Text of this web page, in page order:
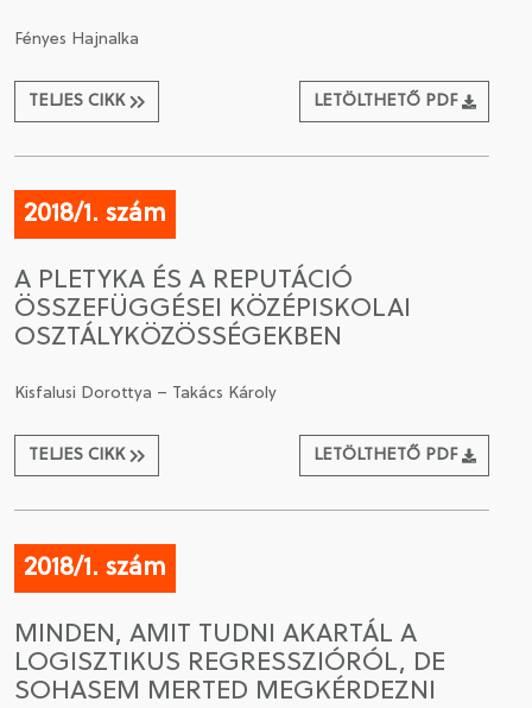
Fényes Hajnalka
TELJES CIKK LETÖLTHETŐ PDF
2018/1. szám
A PLETYKA ÉS A REPUTÁCIÓ
ÖSSZEFÜGGÉSEI KÖZÉPISKOLAI
OSZTÁLYKÖZÖSSÉGEKBEN
Kisfalusi Dorottya – Takács Károly
TELJES CIKK LETÖLTHETŐ PDF
2018/1. szám
MINDEN, AMIT TUDNI AKARTÁL A
LOGISZTIKUS REGRESSZIÓRÓL, DE
SOHASEM MERTED MEGKÉRDEZNI